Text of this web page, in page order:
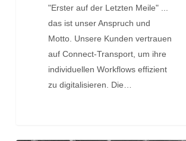
"Erster auf der Letzten Meile" ...
das ist unser Anspruch und
Motto. Unsere Kunden vertrauen
auf Connect-Transport, um ihre
individuellen Workflows effizient
zu digitalisieren. Die…